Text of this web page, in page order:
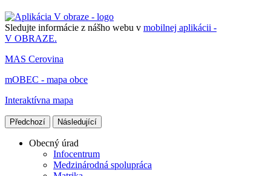
Sledujte informácie z nášho webu v mobilnej aplikácii -
V OBRAZE.
MAS Cerovina
mOBEC - mapa obce
Interaktívna mapa
Předchozí Následující
Obecný úrad
Infocentrum
Medzinárodná spolupráca